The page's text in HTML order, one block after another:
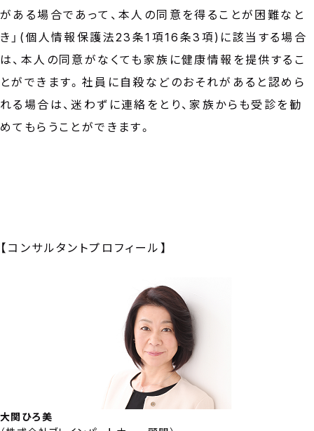
がある場合であって、本人の同意を得ることが困難なと
き」(個人情報保護法23条1項16条3項)に該当する場合
は、本人の同意がなくても家族に健康情報を提供するこ
とができます。社員に自殺などのおそれがあると認めら
れる場合は、迷わずに連絡をとり、家族からも受診を勧
めてもらうことができます。
【コンサルタントプロフィール】
大関ひろ美